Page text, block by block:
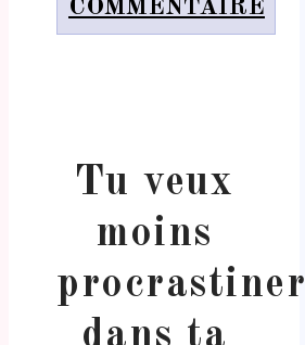
COMMENTAIRE
Tu veux
moins
procrastiner